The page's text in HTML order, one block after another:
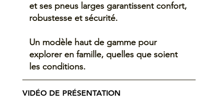
et ses pneus larges garantissent confort,
robustesse et sécurité.
Un modèle haut de gamme pour
explorer en famille, quelles que soient
les conditions.
VIDÉO DE PRÉSENTATION